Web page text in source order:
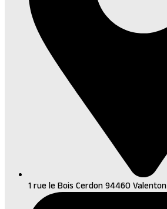
1 rue le Bois Cerdon 94460 Valenton